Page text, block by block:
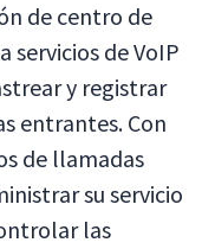
de centro de
servicios de VoIP
y registrar
entrantes. Con
de llamadas
su servicio
las